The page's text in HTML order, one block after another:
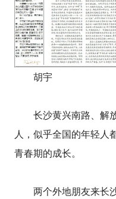
胡宇
长沙黄兴南路、解放
人，似乎全国的年轻人
青春期的成长。
两个外地朋友来长沙